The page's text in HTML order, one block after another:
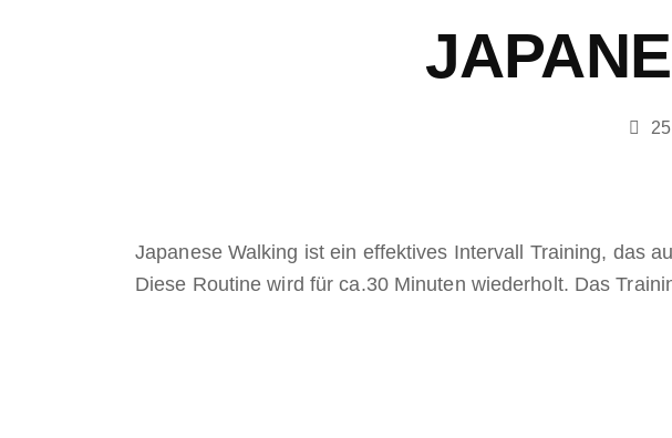
Japanese Walking ist ein effektives Intervall Training, das
Diese Routine wird für ca.30 Minuten wiederholt. Das